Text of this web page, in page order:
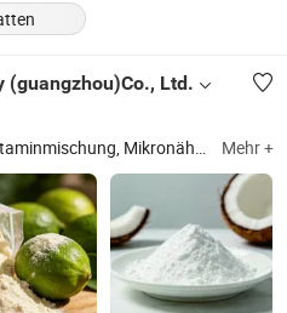
(guangzhou)Co., Ltd.
Mikronährstoffmischung, Nährstoffe, Vitamin B Nährstoffe, Energiedrink-Nährstoffe, komplexe Nährstoffe, Milchsäurebakterien Festgetränk Mehr +